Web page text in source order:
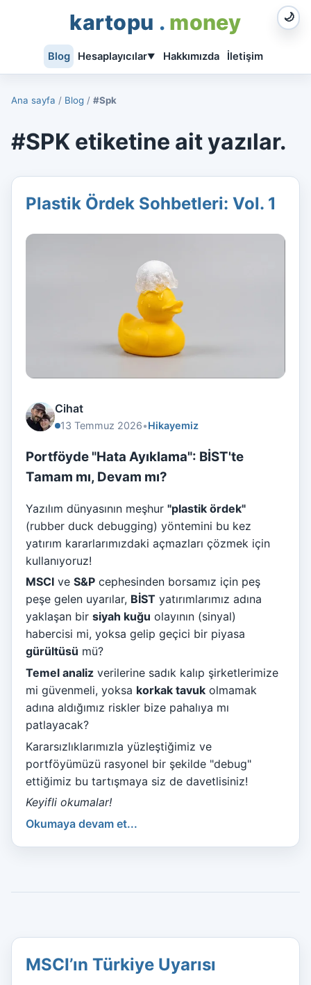
kartopu . money 🌙
Blog Hesaplayıcılar▼ Hakkımızda İletişim
Ana sayfa / Blog / #Spk
#SPK etiketine ait yazılar.
Plastik Ördek Sohbetleri: Vol. 1
Cihat
13 Temmuz 2026•Hikayemiz
Portföyde "Hata Ayıklama": BİST'te
Tamam mı, Devam mı?
Yazılım dünyasının meşhur "plastik ördek"
(rubber duck debugging) yöntemini bu kez
yatırım kararlarımızdaki açmazları çözmek için
kullanıyoruz!
MSCI ve S&P cephesinden borsamız için peş
peşe gelen uyarılar, BİST yatırımlarımız adına
yaklaşan bir siyah kuğu olayının (sinyal)
habercisi mi, yoksa gelip geçici bir piyasa
gürültüsü mü?
Temel analiz verilerine sadık kalıp şirketlerimize
mi güvenmeli, yoksa korkak tavuk olmamak
adına aldığımız riskler bize pahalıya mı
patlayacak?
Kararsızlıklarımızla yüzleştiğimiz ve
portföyümüzü rasyonel bir şekilde "debug"
ettiğimiz bu tartışmaya siz de davetlisiniz!
Keyifli okumalar!
Okumaya devam et...
MSCI’ın Türkiye Uyarısı